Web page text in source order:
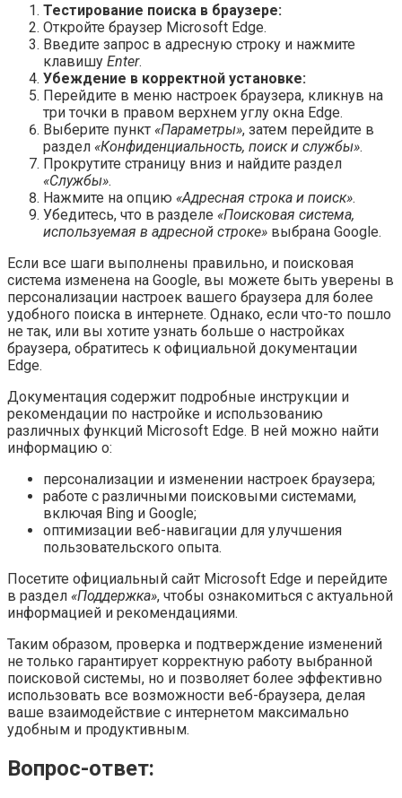
Тестирование поиска в браузере:
Откройте браузер Microsoft Edge.
Введите запрос в адресную строку и нажмите
клавишу Enter.
Убеждение в корректной установке:
Перейдите в меню настроек браузера, кликнув на
три точки в правом верхнем углу окна Edge.
Выберите пункт «Параметры», затем перейдите в
раздел «Конфиденциальность, поиск и службы».
Прокрутите страницу вниз и найдите раздел
«Службы».
Нажмите на опцию «Адресная строка и поиск».
Убедитесь, что в разделе «Поисковая система,
используемая в адресной строке» выбрана Google.
Если все шаги выполнены правильно, и поисковая
система изменена на Google, вы можете быть уверены в
персонализации настроек вашего браузера для более
удобного поиска в интернете. Однако, если что-то пошло
не так, или вы хотите узнать больше о настройках
браузера, обратитесь к официальной документации
Edge.
Документация содержит подробные инструкции и
рекомендации по настройке и использованию
различных функций Microsoft Edge. В ней можно найти
информацию о:
персонализации и изменении настроек браузера;
работе с различными поисковыми системами,
включая Bing и Google;
оптимизации веб-навигации для улучшения
пользовательского опыта.
Посетите официальный сайт Microsoft Edge и перейдите
в раздел «Поддержка», чтобы ознакомиться с актуальной
информацией и рекомендациями.
Таким образом, проверка и подтверждение изменений
не только гарантирует корректную работу выбранной
поисковой системы, но и позволяет более эффективно
использовать все возможности веб-браузера, делая
ваше взаимодействие с интернетом максимально
удобным и продуктивным.
Вопрос-ответ: